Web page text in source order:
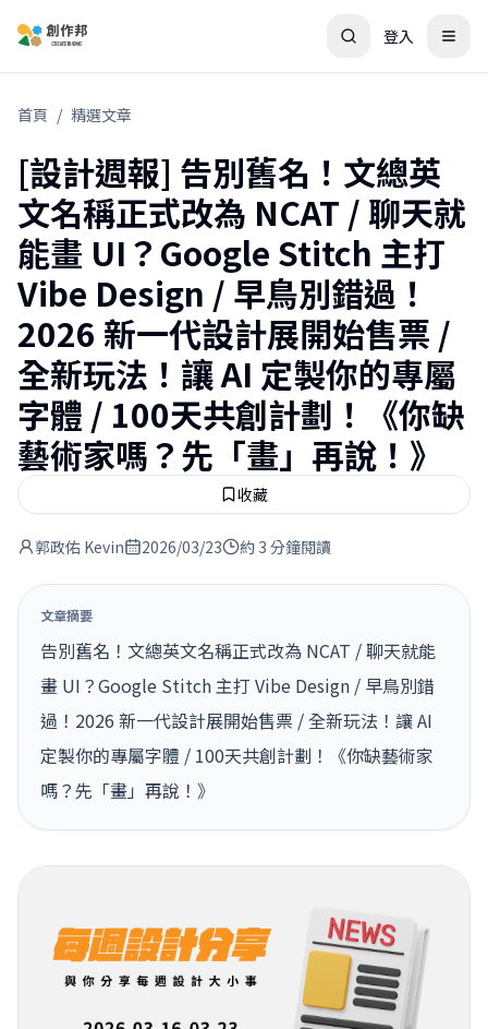
登入
首頁 / 精選文章
[設計週報] 告別舊名！文總英
文名稱正式改為 NCAT / 聊天就
能畫 UI？Google Stitch 主打
Vibe Design / 早鳥別錯過！
2026 新一代設計展開始售票 /
全新玩法！讓 AI 定製你的專屬
字體 / 100天共創計劃！《你缺
藝術家嗎？先「畫」再說！》
收藏
郭政佑 Kevin 2026/03/23 約 3 分鐘閱讀
文章摘要
告別舊名！文總英文名稱正式改為 NCAT / 聊天就能
畫 UI？Google Stitch 主打 Vibe Design / 早鳥別錯
過！2026 新一代設計展開始售票 / 全新玩法！讓 AI
定製你的專屬字體 / 100天共創計劃！《你缺藝術家
嗎？先「畫」再說！》